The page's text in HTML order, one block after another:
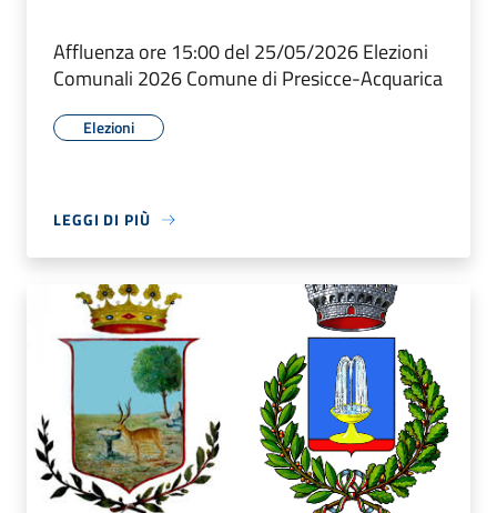
Affluenza ore 15:00 del 25/05/2026 Elezioni
Comunali 2026 Comune di Presicce-Acquarica
Elezioni
LEGGI DI PIÙ